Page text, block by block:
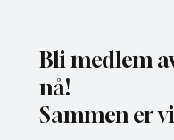
Bli medlem
nå!
Sammen er